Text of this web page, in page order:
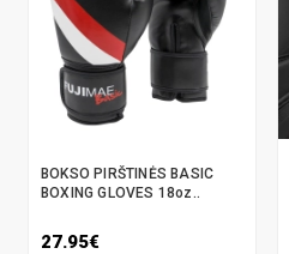
BOKSO PIRŠTINĖS BASIC
BOXING GLOVES 18oz..
27.95€